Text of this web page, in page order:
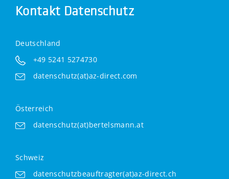
Kontakt Datenschutz
Deutschland
+49 5241 5274730
datenschutz(at)az-direct.com
Österreich
datenschutz(at)bertelsmann.at
Schweiz
datenschutzbeauftragter(at)az-direct.ch